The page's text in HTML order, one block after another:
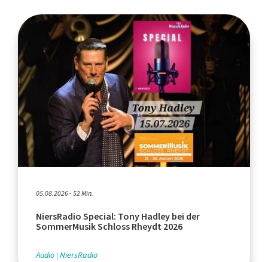
05.08.2026 - 52 Min.
NiersRadio Special: Tony Hadley bei der
SommerMusik Schloss Rheydt 2026
Audio NiersRadio